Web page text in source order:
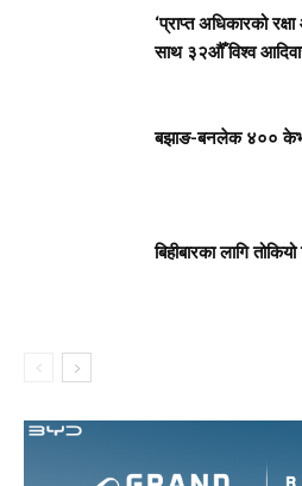
‘प्राप्त अधिकारको
साथ ३२औँ विश्व
बझाङ-बनलेक ४०० केभी
बिहीबारका लागि